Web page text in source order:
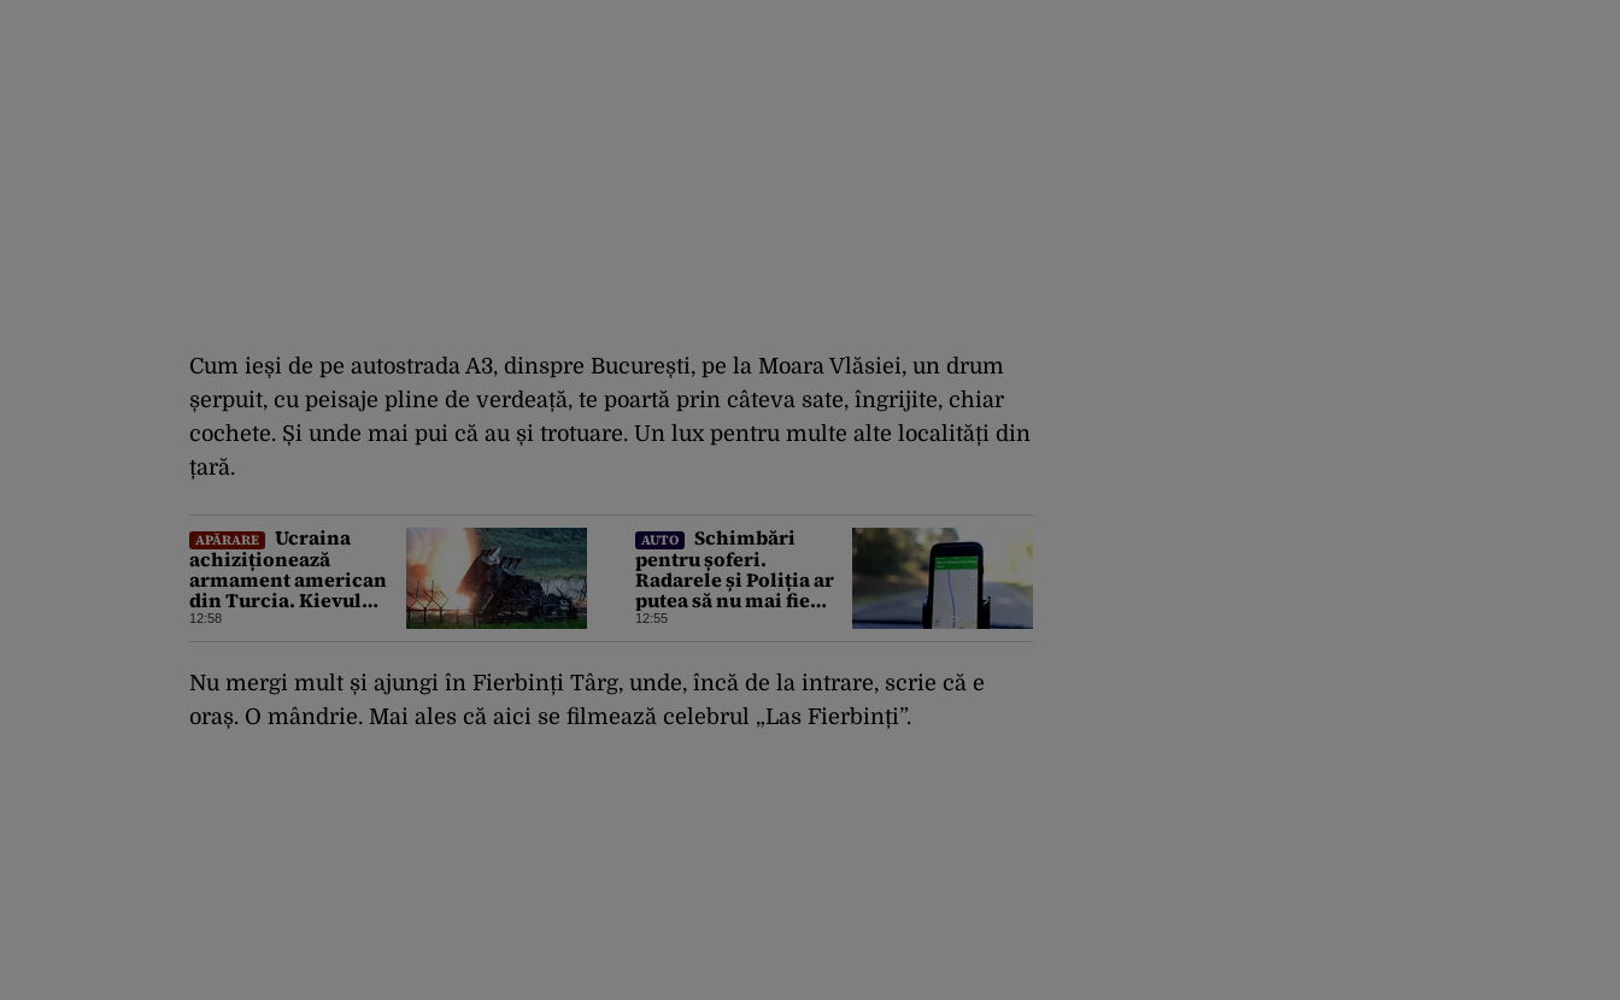
Cum ieși de pe autostrada A3, dinspre București, pe la Moara Vlăsiei, un drum
șerpuit, cu peisaje pline de verdeață, te poartă prin câteva sate, îngrijite, chiar
cochete. Și unde mai pui că au și trotuare. Un lux pentru multe alte localități din
țară.
APĂRARE
Ucraina
achiziționează
armament american
din Turcia. Kievul
primește 70 de rachete
12:58
AUTO
Schimbări
pentru șoferi.
Radarele și Poliția ar
putea să nu mai fie
raportate în aplicația
12:55
Nu mergi mult și ajungi în Fierbinți Târg, unde, încă de la intrare, scrie că e
oraș. O mândrie. Mai ales că aici se filmează celebrul „Las Fierbinți”.